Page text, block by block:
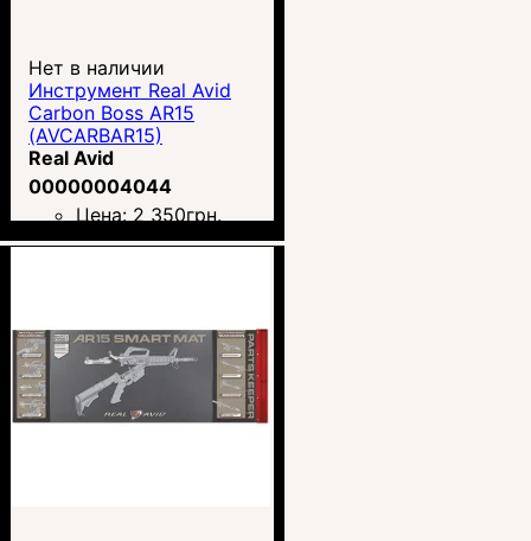
Нет в наличии
Инструмент Real Avid
Carbon Boss AR15
(AVCARBAR15)
Real Avid
00000004044
Цена: 2 350грн.